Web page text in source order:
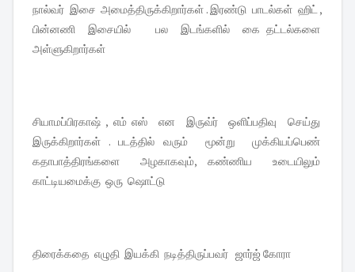
நால்வர் இசை அமைத்திருக்கிறார்கள் . இரண்டு பாடல்கள் ஹிட் ,
பின்னணி இசையில் பல இடங்களில் கை தட்டல்களை
அள்ளுகிறார்கள்
சியாமப்பிரகாஷ் , எம் எஸ் என இருவ்ர் ஒளிப்பதிவு செய்து
இருக்கிறார்கள் . படத்தில் வரும் மூன்று முக்கியப்பெண்
கதாபாத்திரங்களை அழகாகவும், கண்ணிய உடையிலும்
காட்டியமைக்கு ஒரு ஷொட்டு
திரைக்கதை எழுதி இயக்கி நடித்திருப்பவர் ஜார்ஜ் கோரா